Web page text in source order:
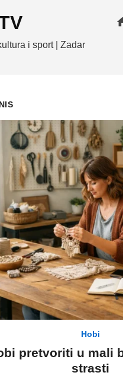
i sport | Zadar
Hobi
pretvoriti u mali
strasti